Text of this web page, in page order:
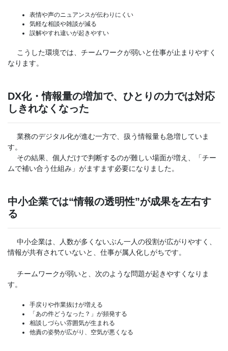
表情や声のニュアンスが伝わりにくい
気軽な相談や雑談が減る
誤解やすれ違いが起きやすい
こうした環境では、チームワークが弱いと仕事が止まりやすく
なります。
DX化・情報量の増加で、ひとりの力では対応
しきれなくなった
業務のデジタル化が進む一方で、扱う情報量も急増していま
す。
その結果、個人だけで判断するのが難しい場面が増え、「チー
ムで補い合う仕組み」がますます必要になりました。
中小企業では“情報の透明性”が成果を左右す
る
中小企業は、人数が多くないぶん一人の役割が広がりやすく、
情報が共有されていないと、仕事が属人化しがちです。
チームワークが弱いと、次のような問題が起きやすくなりま
す。
手戻りや作業抜けが増える
「あの件どうなった？」が頻発する
相談しづらい雰囲気が生まれる
他責の姿勢が広がり、空気が悪くなる